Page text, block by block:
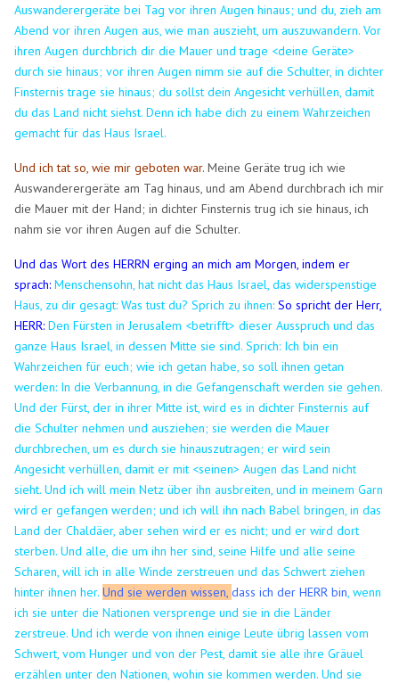
Auswanderergeräte bei Tag vor ihren Augen hinaus; und du, zieh am
Abend vor ihren Augen aus, wie man auszieht, um auszuwandern. Vor
ihren Augen durchbrich dir die Mauer und trage <deine Geräte>
durch sie hinaus; vor ihren Augen nimm sie auf die Schulter, in dichter
Finsternis trage sie hinaus; du sollst dein Angesicht verhüllen, damit
du das Land nicht siehst. Denn ich habe dich zu einem Wahrzeichen
gemacht für das Haus Israel.
Und ich tat so, wie mir geboten war. Meine Geräte trug ich wie
Auswanderergeräte am Tag hinaus, und am Abend durchbrach ich mir
die Mauer mit der Hand; in dichter Finsternis trug ich sie hinaus, ich
nahm sie vor ihren Augen auf die Schulter.
Und das Wort des HERRN erging an mich am Morgen, indem er
sprach:Menschensohn, hat nicht das Haus Israel, das widerspenstige
Haus, zu dir gesagt: Was tust du?Sprich zu ihnen:So spricht der Herr,
HERR: Den Fürsten in Jerusalem <betrifft> dieser Ausspruch und das
ganze Haus Israel, in dessen Mitte sie sind.Sprich: Ich bin ein
Wahrzeichen für euch; wie ich getan habe, so soll ihnen getan
werden: In die Verbannung, in die Gefangenschaft werden sie gehen.
Und der Fürst, der in ihrer Mitte ist, wird es in dichter Finsternis auf
die Schulter nehmen und ausziehen; sie werden die Mauer
durchbrechen, um es durch sie hinauszutragen; er wird sein
Angesicht verhüllen, damit er mit <seinen> Augen das Land nicht
sieht.Und ich will mein Netz über ihn ausbreiten, und in meinem Garn
wird er gefangen werden; und ich will ihn nach Babel bringen, in das
Land der Chaldäer, aber sehen wird er es nicht; und er wird dort
sterben.Und alle, die um ihn her sind, seine Hilfe und alle seine
Scharen, will ich in alle Winde zerstreuen und das Schwert ziehen
hinter ihnen her.Und sie werden wissen,dass ich der HERR bin , wenn
ich sie unter die Nationen versprenge und sie in die Länder
zerstreue.Und ich werde von ihnen einige Leute übrig lassen vom
Schwert, vom Hunger und von der Pest, damit sie alle ihre Gräuel
erzählen unter den Nationen, wohin sie kommen werden. Und sie